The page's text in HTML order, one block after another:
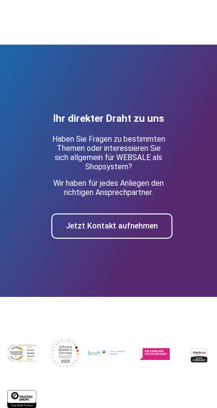
Ihr direkter Draht zu uns
Haben Sie Fragen zu bestimmten
Themen oder interessieren Sie
sich allgemein für WEBSALE als
Shopsystem?
Wir haben für jedes Anliegen den
richtigen Ansprechpartner.
Jetzt Kontakt aufnehmen